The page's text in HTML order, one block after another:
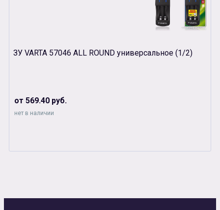
ЗУ VARTA 57046 ALL ROUND универсальное (1/2)
от 569.40 руб.
нет в наличии